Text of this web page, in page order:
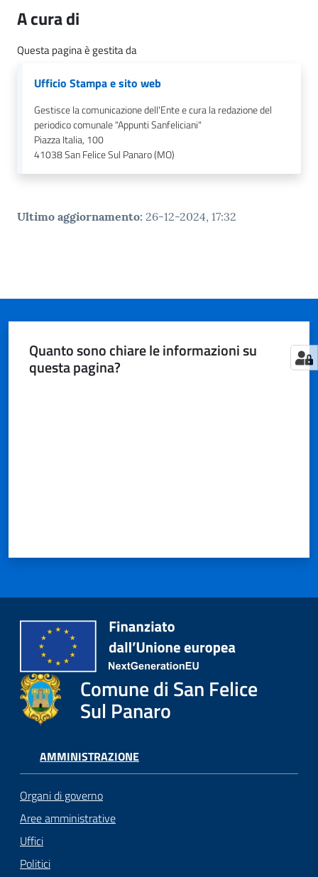
n
l
i
Sportello
telematico
gli
Seguici
su
A cura di
Questa pagina è gestita da
Ufficio Stampa e sito web
Gestisce la comunicazione dell'Ente e cura la redazione del
periodico comunale "Appunti Sanfeliciani"
Piazza Italia, 100
41038San Felice Sul Panaro (MO)
Ultimo aggiornamento: 26-12-2024, 17:32
Quanto sono chiare le informazioni su
questa pagina?
Comune di San Felice
Sul Panaro
AMMINISTRAZIONE
Organi di governo
Aree amministrative
Uffici
Politici